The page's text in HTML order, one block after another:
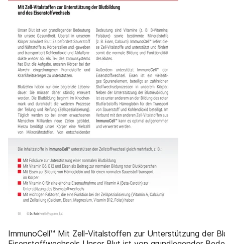
ImmunoCell™ Mit Zell-Vitalstoffen zur Unterstützung der